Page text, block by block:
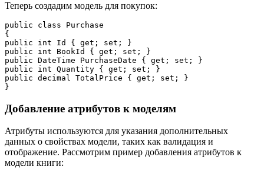
Теперь создадим модель для покупок:
public class Purchase
{
public int Id { get; set; }
public int BookId { get; set; }
public DateTime PurchaseDate { get; set; }
public int Quantity { get; set; }
public decimal TotalPrice { get; set; }
Добавление атрибутов к моделям
Атрибуты используются для указания дополнительных
данных о свойствах модели, таких как валидация и
отображение. Рассмотрим пример добавления атрибутов к
модели книги: